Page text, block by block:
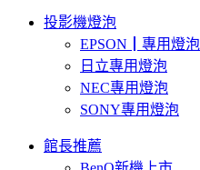
投影機燈泡
EPSON┃專用燈泡
日立專用燈泡
NEC專用燈泡
SONY專用燈泡
館長推薦